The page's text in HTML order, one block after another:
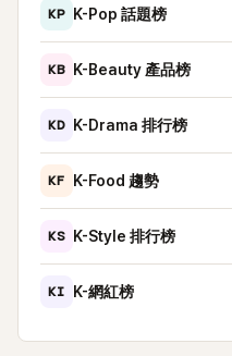
KP K-Pop 話題榜
KB K-Beauty 產品榜
KD K-Drama 排行榜
KF K-Food 趨勢
KS K-Style 排行榜
KI K-網紅榜